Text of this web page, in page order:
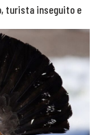
turista inseguito e